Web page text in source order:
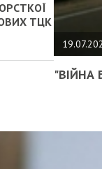
"ВІЙНА
ТЦК